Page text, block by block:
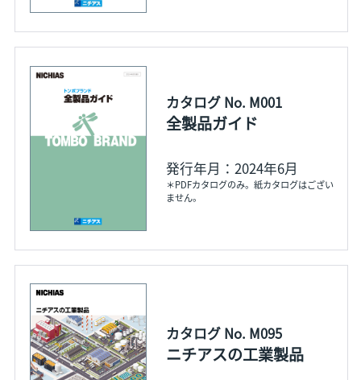
カタログ No. M001
全製品ガイド
発行年月：2024年6月
＊PDFカタログのみ。紙カタログはござい
ません。
カタログ No. M095
ニチアスの工業製品